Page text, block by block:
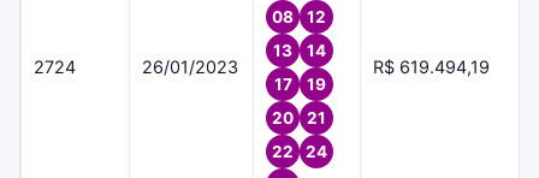
2724 26/01/2023
08
12
13
14
17
19
20
21
22
24
R$ 619.494,19